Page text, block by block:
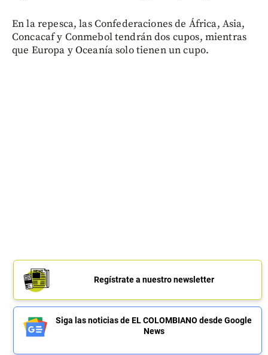
En la repesca, las Confederaciones de África, Asia,
Concacaf y Conmebol tendrán dos cupos, mientras
que Europa y Oceanía solo tienen un cupo.
Regístrate a nuestro newsletter
Siga las noticias de EL COLOMBIANO desde Google
News